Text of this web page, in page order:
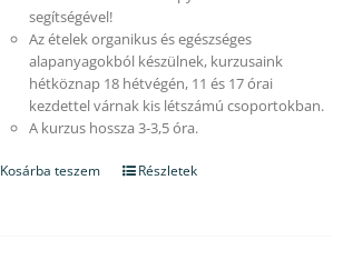
segítségével!
Az ételek organikus és egészséges
alapanyagokból készülnek, kurzusaink
hétköznap 18 hétvégén, 11 és 17 órai
kezdettel várnak kis létszámú csoportokban.
A kurzus hossza 3-3,5 óra.
Kosárba teszem Részletek